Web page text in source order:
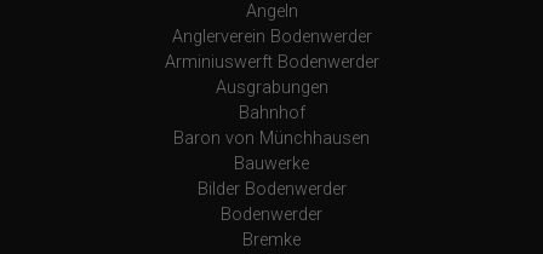
Angeln
Anglerverein Bodenwerder
Arminiuswerft Bodenwerder
Ausgrabungen
Bahnhof
Baron von Münchhausen
Bauwerke
Bilder Bodenwerder
Bodenwerder
Bremke